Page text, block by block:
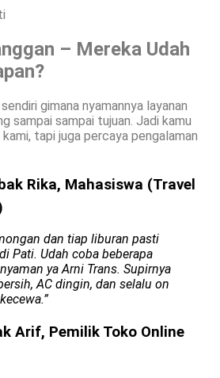
– Mereka Udah
gimana nyamannya layanan
sampai sampai tujuan. Jadi kamu
tapi juga percaya pengalaman
Rika, Mahasiswa (Travel
dan tiap liburan pasti
Pati. Udah coba beberapa
ya Arni Trans. Supirnya
AC dingin, dan selalu on
Arif, Pemilik Toko Online